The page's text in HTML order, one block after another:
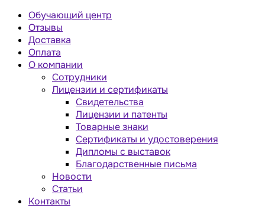
Обучающий центр
Отзывы
Доставка
Оплата
О компании
Сотрудники
Лицензии и сертификаты
Свидетельства
Лицензии и патенты
Товарные знаки
Сертификаты и удостоверения
Дипломы с выставок
Благодарственные письма
Новости
Статьи
Контакты